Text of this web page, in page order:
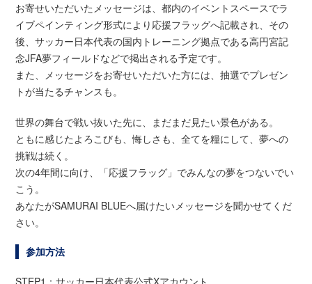
お寄せいただいたメッセージは、都内のイベントスペースでラ
イブペインティング形式により応援フラッグへ記載され、その
後、サッカー日本代表の国内トレーニング拠点である高円宮記
念JFA夢フィールドなどで掲出される予定です。
また、メッセージをお寄せいただいた方には、抽選でプレゼン
トが当たるチャンスも。
世界の舞台で戦い抜いた先に、まだまだ見たい景色がある。
ともに感じたよろこびも、悔しさも、全てを糧にして、夢への
挑戦は続く。
次の4年間に向け、「応援フラッグ」でみんなの夢をつないでい
こう。
あなたがSAMURAI BLUEへ届けたいメッセージを聞かせてくだ
さい。
参加方法